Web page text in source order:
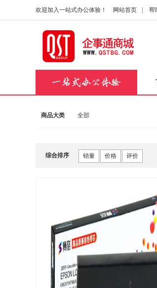
欢迎加入一站式办公体验！ 网站首页 帮
商品大类 全部
综合排序 销量 价格 评价